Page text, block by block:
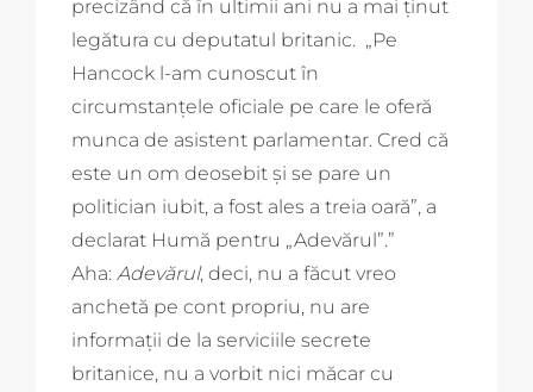
precizând că în ultimii ani nu a mai ţinut
legătura cu deputatul britanic. „Pe
Hancock l-am cunoscut în
circumstanţele oficiale pe care le oferă
munca de asistent parlamentar. Cred că
este un om deosebit şi se pare un
politician iubit, a fost ales a treia oară”, a
declarat Humă pentru „Adevărul”.”
Aha: Adevărul, deci, nu a făcut vreo
anchetă pe cont propriu, nu are
informații de la serviciile secrete
britanice, nu a vorbit nici măcar cu